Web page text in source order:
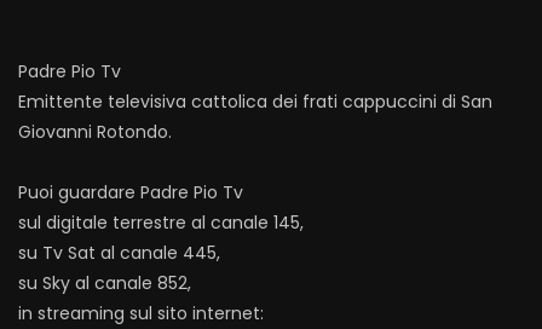
Padre Pio Tv
Emittente televisiva cattolica dei frati cappuccini di San
Giovanni Rotondo.
Puoi guardare Padre Pio Tv
sul digitale terrestre al canale 145,
su Tv Sat al canale 445,
su Sky al canale 852,
in streaming sul sito internet: